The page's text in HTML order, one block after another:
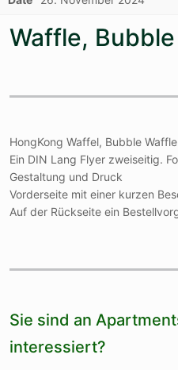
Waffle,
HongKong Waffel, Bubble
Ein DIN Lang Flyer zweiseitig.
Gestaltung und Druck
Vorderseite mit einer kurzen
Auf der Rückseite ein
Sie sind an
interessiert?